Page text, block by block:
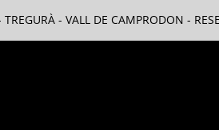
TREGURÀ - VALL DE CAMPRODON -